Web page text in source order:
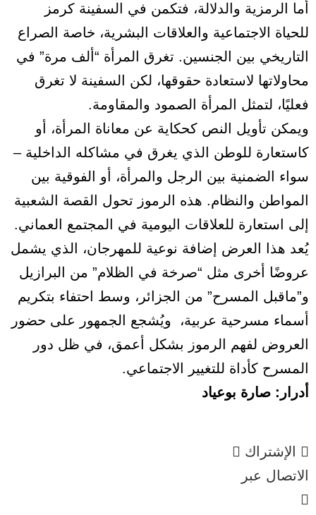
أما الرمزية والدلالة، فتكمن في السفينة كرمز
للحياة الاجتماعية والعلاقات البشرية، خاصة الصراع
التاريخي بين الجنسين. تغرق المرأة “ألف مرة” في
محاولاتها لاستعادة حقوقها، لكن السفينة لا تغرق
فعليًا، لتمثل المرأة الصمود والمقاومة.
ويمكن تأويل النص كحكاية عن معاناة المرأة، أو
كاستعارة للوطن الذي يغرق في مشاكله الداخلية –
سواء الضمنية بين الرجل والمرأة، أو الفوقية بين
المواطن والنظام. هذه الرموز تحول القصة الشعبية
إلى استعارة للعلاقات اليومية في المجتمع العماني.
يُعد هذا العرض إضافة نوعية للمهرجان، الذي يشمل
عروضًا أخرى مثل “صرخة في الظلام” من البرازيل
و”ماقبل المسرح” من الجزائر، وسط احتفاء بتكريم
أسماء مسرحية عربية، ويُشجع الجمهور على حضور
العروض لفهم الرموز بشكل أعمق، في ظل دور
المسرح كأداة للتغيير الاجتماعي.
أدرار: صارة بوعياد
الإشتراك
الاتصال عبر